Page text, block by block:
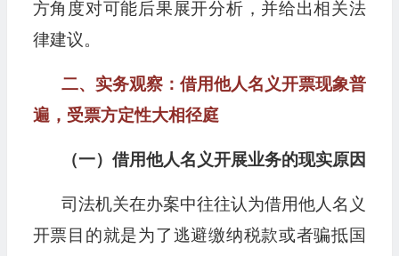
方角度对可能后果展开分析，并给出相关法
律建议。
二、实务观察：借用他人名义开票现象普
遍，受票方定性大相径庭
（一）借用他人名义开展业务的现实原因
司法机关在办案中往往认为借用他人名义
开票目的就是为了逃避缴纳税款或者骗抵国